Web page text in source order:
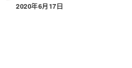
投稿日
2020年6月17日